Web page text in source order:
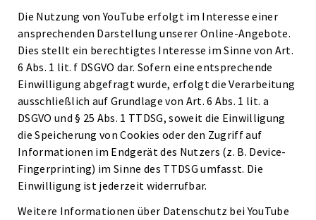
Die Nutzung von YouTube erfolgt im Interesse einer
ansprechenden Darstellung unserer Online-Angebote.
Dies stellt ein berechtigtes Interesse im Sinne von Art.
6 Abs. 1 lit. f DSGVO dar. Sofern eine entsprechende
Einwilligung abgefragt wurde, erfolgt die Verarbeitung
ausschließlich auf Grundlage von Art. 6 Abs. 1 lit. a
DSGVO und § 25 Abs. 1 TTDSG, soweit die Einwilligung
die Speicherung von Cookies oder den Zugriff auf
Informationen im Endgerät des Nutzers (z. B. Device-
Fingerprinting) im Sinne des TTDSG umfasst. Die
Einwilligung ist jederzeit widerrufbar.
Weitere Informationen über Datenschutz bei YouTube